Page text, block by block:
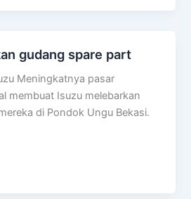
gudang spare part
Meningkatnya pasar
membuat Isuzu melebarkan
di Pondok Ungu Bekasi.